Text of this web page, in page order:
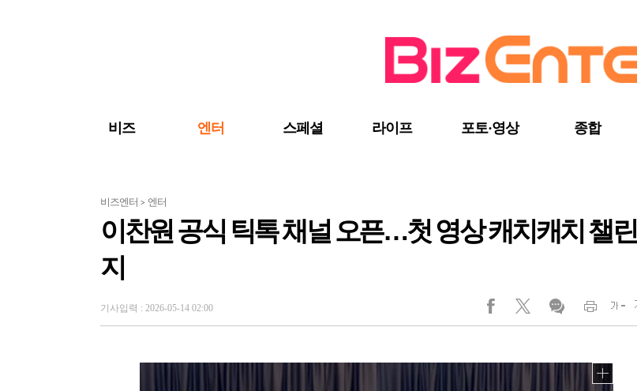
비즈 엔터 스페셜 라이프 포토·영상 종합
비즈엔터 > 엔터
이찬원 공식 틱톡 채널 오픈…첫 영상 캐치캐치 챌린
지
기사입력 : 2026-05-14 02:00